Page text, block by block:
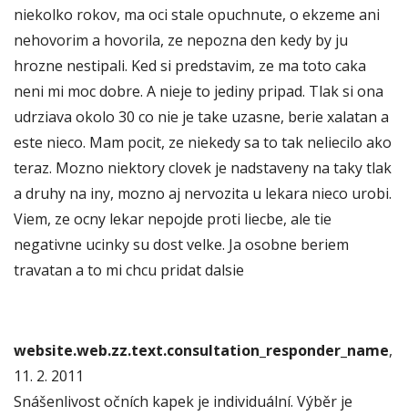
niekolko rokov, ma oci stale opuchnute, o ekzeme ani
nehovorim a hovorila, ze nepozna den kedy by ju
hrozne nestipali. Ked si predstavim, ze ma toto caka
neni mi moc dobre. A nieje to jediny pripad. Tlak si ona
udrziava okolo 30 co nie je take uzasne, berie xalatan a
este nieco. Mam pocit, ze niekedy sa to tak neliecilo ako
teraz. Mozno niektory clovek je nadstaveny na taky tlak
a druhy na iny, mozno aj nervozita u lekara nieco urobi.
Viem, ze ocny lekar nepojde proti liecbe, ale tie
negativne ucinky su dost velke. Ja osobne beriem
travatan a to mi chcu pridat dalsie
website.web.zz.text.consultation_responder_name,
11. 2. 2011
Snášenlivost očních kapek je individuální. Výběr je